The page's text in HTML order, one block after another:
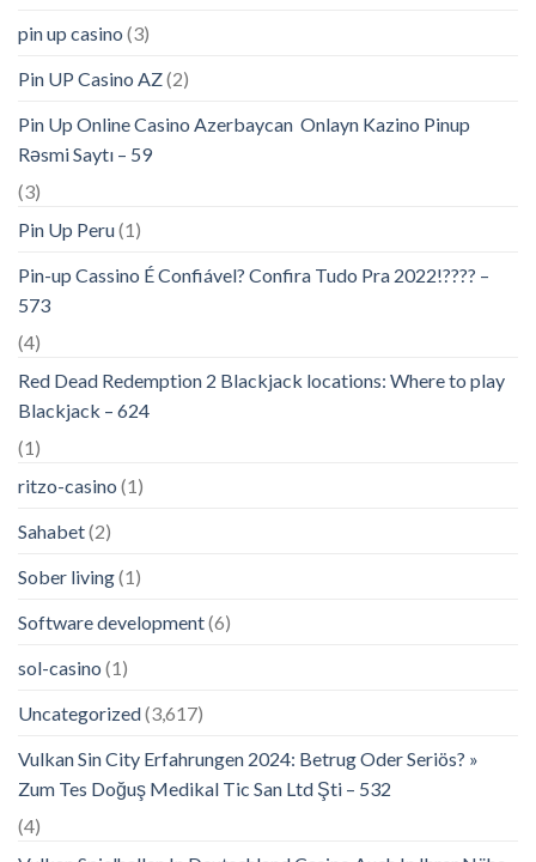
pin up casino (3)
Pin UP Casino AZ(2)
Pin Up Online Casino Azerbaycan ️ Onlayn Kazino Pinup
Rəsmi Saytı – 59
(3)
Pin Up Peru(1)
Pin-up Cassino É Confiável? Confira Tudo Pra 2022!???? –
573
(4)
Red Dead Redemption 2 Blackjack locations: Where to play
Blackjack – 624
(1)
ritzo-casino (1)
Sahabet(2)
Sober living(1)
Software development(6)
sol-casino (1)
Uncategorized(3,617)
Vulkan Sin City Erfahrungen 2024: Betrug Oder Seriös? »
Zum Tes Doğuş Medikal Tic San Ltd Şti – 532
(4)